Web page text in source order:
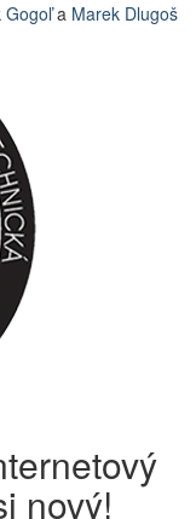
Gogoľa Marek Dlugoš
nový!